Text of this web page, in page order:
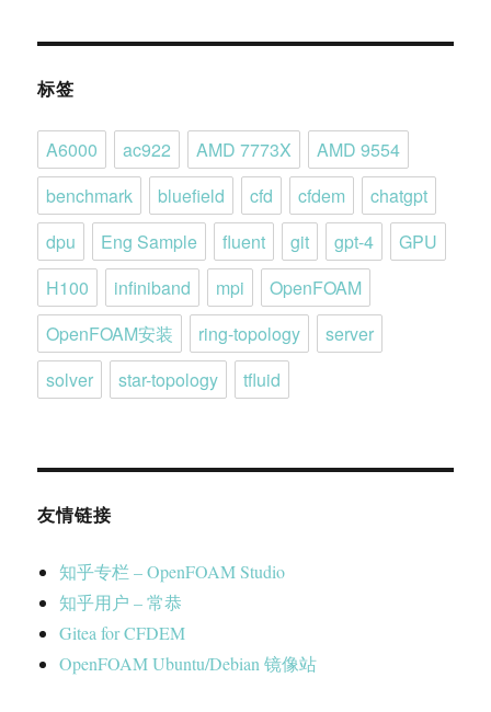
标签
A6000 ac922 AMD 7773X
AMD 9554
benchmark
bluefield cfd cfdem
chatgpt
dpu
Eng Sample fluent git gpt-4
GPU
H100
infiniband mpi
OpenFOAM
OpenFOAM安装
ring-topology
server
solver
star-topology tfluid
友情链接
知乎专栏 – OpenFOAM Studio
知乎用户 – 常恭
Gitea for CFDEM
OpenFOAM Ubuntu/Debian 镜像站